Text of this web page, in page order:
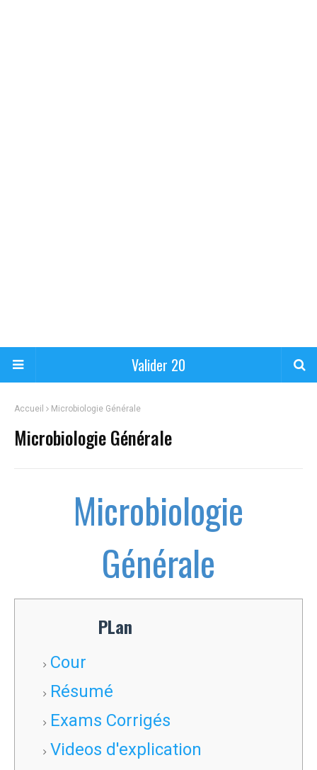
Valider 20
Accueil Microbiologie Générale
Microbiologie Générale
Microbiologie
Générale
PLan
Cour
Résumé
Exams Corrigés
Videos d'explication